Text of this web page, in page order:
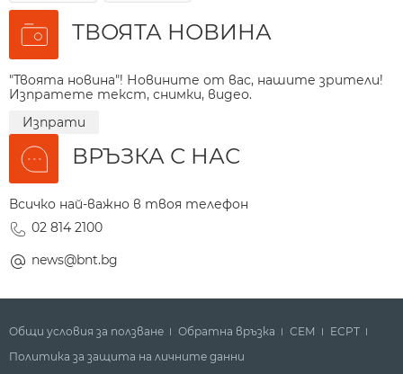
ТВОЯТА НОВИНА
"Твоята новина"! Новините от вас, нашите зрители!
Изпратете текст, снимки, видео.
Изпрати
ВРЪЗКА С НАС
Всичко най-важно в твоя телефон
02 814 2100
news@bnt.bg
Общи условия за ползване Обратна връзка СЕМ
ECPT
Политика за защита на личните данни